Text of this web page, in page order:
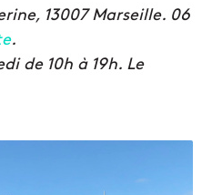
13007 Marseille. 06
.
de 10h à 19h. Le